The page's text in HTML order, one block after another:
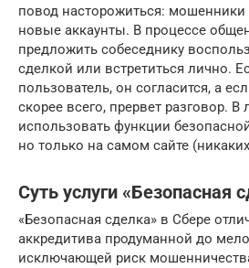
повод насторожиться: мошенники
новые аккаунты. В процессе
предложить собеседнику
сделкой или встретиться лично.
пользователь, он согласится, а
скорее всего, прервет разговор.
использовать функции
но только на самом сайте
Суть услуги «Безопасная
«Безопасная сделка» в Сбере
аккредитива продуманной до
исключающей риск